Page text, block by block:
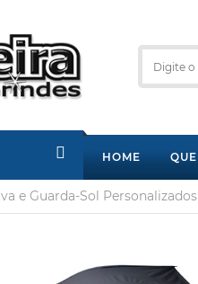
HOME
e Guarda-Sol Personalizados